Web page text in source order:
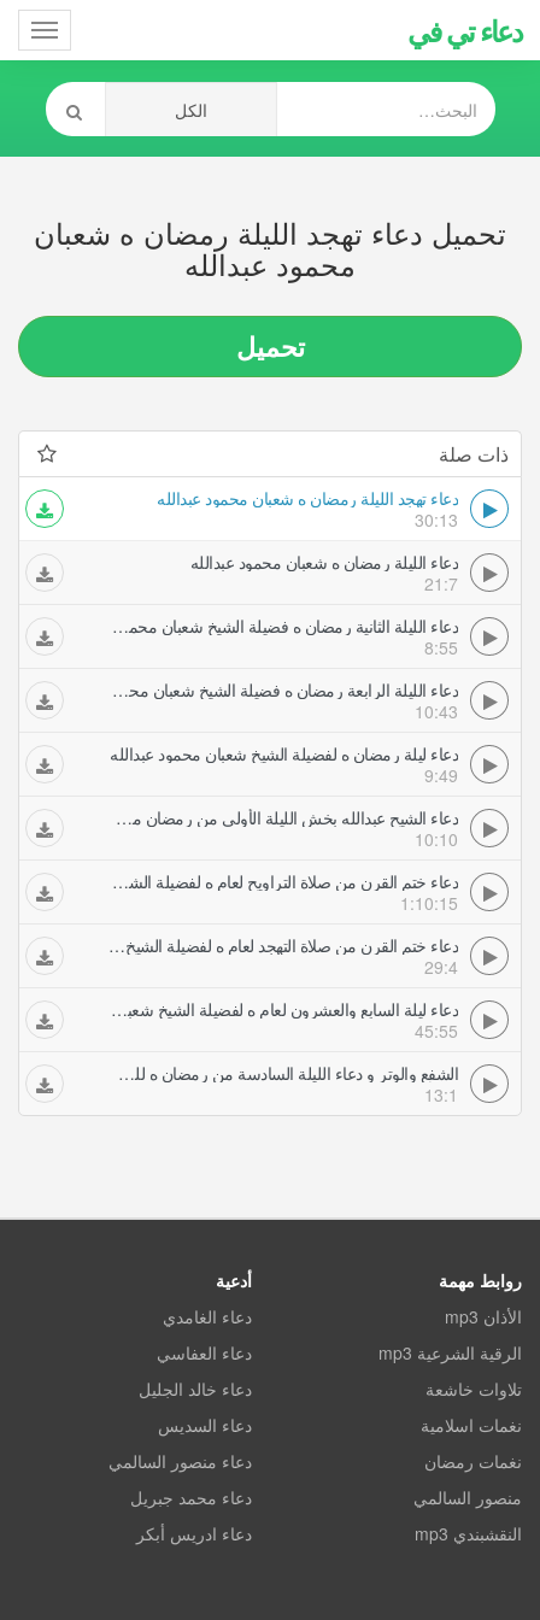
دعاء تي في
تحميل دعاء تهجد الليلة رمضان ه شعبان
محمود عبدالله
تحميل
ذات صلة
دعاء تهجد الليلة رمضان ه شعبان محمود عبدالله
30:13
دعاء الليلة رمضان ه شعبان محمود عبدالله
21:7
دعاء الليلة الثانية رمضان ه فضيلة الشيخ شعبان محمود عبدالله
8:55
دعاء الليلة الرابعة رمضان ه فضيلة الشيخ شعبان محمود عبدالله
10:43
دعاء ليلة رمضان ه لفضيلة الشيخ شعبان محمود عبدالله
9:49
دعاء الشيح عبدالله بخش الليلة الأولى من رمضان من جامع السلام بمكة
10:10
دعاء ختم القرن من صلاة التراويح لعام ه لفضيلة الشيخ شعبان محمود عبدالله
1:10:15
دعاء ختم القرن من صلاة التهجد لعام ه لفضيلة الشيخ شعبان محمود عبدالله
29:4
دعاء ليلة السابع والعشرون لعام ه لفضيلة الشيخ شعبان محمود عبدالله
45:55
الشفع والوتر و دعاء الليلة السادسة من رمضان ه للشيخ إدريس أبكر
13:1
روابط مهمة
الأذان mp3
الرقية الشرعية mp3
تلاوات خاشعة
نغمات اسلامية
نغمات رمضان
منصور السالمي
النقشبندي mp3
أدعية
دعاء الغامدي
دعاء العفاسي
دعاء خالد الجليل
دعاء السديس
دعاء منصور السالمي
دعاء محمد جبريل
دعاء ادريس أبكر